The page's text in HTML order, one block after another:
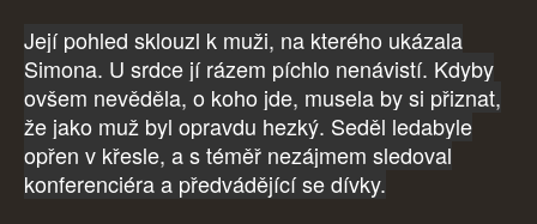
Její pohled sklouzl k muži, na kterého ukázala
Simona. U srdce jí rázem píchlo nenávistí. Kdyby
ovšem nevěděla, o koho jde, musela by si přiznat,
že jako muž byl opravdu hezký. Seděl ledabyle
opřen v křesle, a s téměř nezájmem sledoval
konferenciéra a předvádějící se dívky.